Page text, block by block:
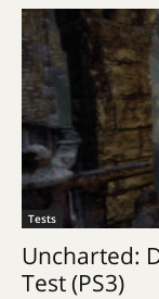
Tests
Uncharted:
Test (PS3)